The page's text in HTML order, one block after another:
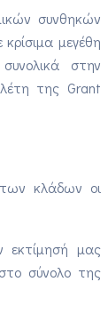
συνθηκών
μεγέθη
στην
της Grant
των κλάδων οι
εκτίμησή μας
σύνολο της